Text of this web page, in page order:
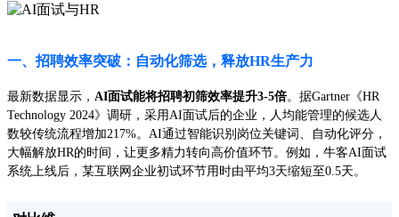
一、招聘效率突破：自动化筛选，释放HR生产力
最新数据显示， AI面试能将招聘初筛效率提升3-5倍。据Gartner《HR
Technology 2024》调研，采用AI面试后的企业，人均能管理的候选人
数较传统流程增加217%。AI通过智能识别岗位关键词、自动化评分，
大幅解放HR的时间，让更多精力转向高价值环节。例如，牛客AI面试
系统上线后，某互联网企业初试环节用时由平均3天缩短至0.5天。